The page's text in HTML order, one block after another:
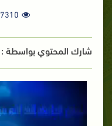
7310
شارك المحتوي بواسطة :